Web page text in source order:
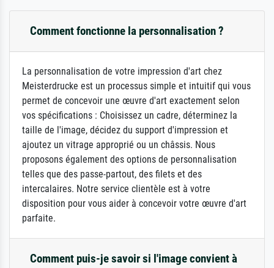
Comment fonctionne la personnalisation ?
La personnalisation de votre impression d'art chez
Meisterdrucke est un processus simple et intuitif qui vous
permet de concevoir une œuvre d'art exactement selon
vos spécifications : Choisissez un cadre, déterminez la
taille de l'image, décidez du support d'impression et
ajoutez un vitrage approprié ou un châssis. Nous
proposons également des options de personnalisation
telles que des passe-partout, des filets et des
intercalaires. Notre service clientèle est à votre
disposition pour vous aider à concevoir votre œuvre d'art
parfaite.
Comment puis-je savoir si l'image convient à